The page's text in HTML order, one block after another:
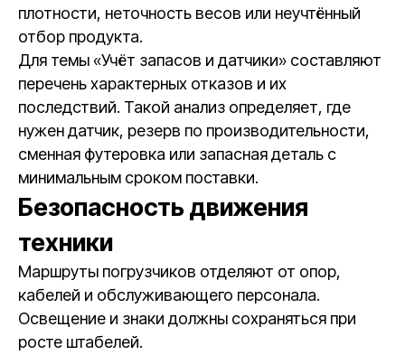
плотности, неточность весов или неучтённый
отбор продукта.
Для темы «Учёт запасов и датчики» составляют
перечень характерных отказов и их
последствий. Такой анализ определяет, где
нужен датчик, резерв по производительности,
сменная футеровка или запасная деталь с
минимальным сроком поставки.
Безопасность движения
техники
Маршруты погрузчиков отделяют от опор,
кабелей и обслуживающего персонала.
Освещение и знаки должны сохраняться при
росте штабелей.